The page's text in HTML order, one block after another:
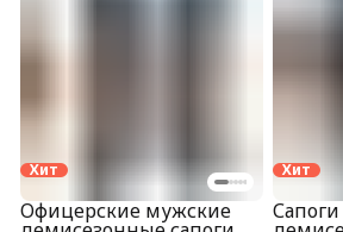
Хит
Офицерские мужские
Хит